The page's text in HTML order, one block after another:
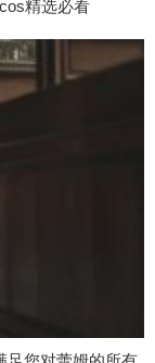
精选必看